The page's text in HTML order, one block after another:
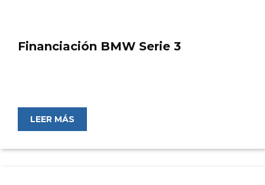
Financiación BMW Serie 3
LEER MÁS